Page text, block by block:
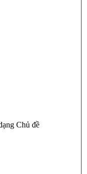
Chủ đề